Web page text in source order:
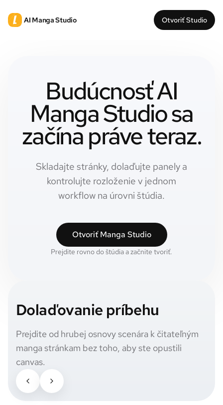
AI Manga Studio Otvoriť Studio
Budúcnosť AI
Manga Studio sa
začína práve teraz.
Skladajte stránky, dolaďujte panely a
kontrolujte rozloženie v jednom
workflow na úrovni štúdia.
Otvoriť Manga Studio
Prejdite rovno do štúdia a začnite tvoriť.
Dolaďovanie príbehu
Prejdite od hrubej osnovy scenára k čitateľným
manga stránkam bez toho, aby ste opustili
canvas.